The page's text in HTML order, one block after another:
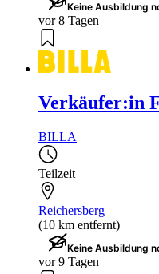
Keine Ausbildung
vor 8 Tagen
Verkäufer:in
BILLA
Teilzeit
Reichersberg
(10 km entfernt)
Keine Ausbildung
vor 9 Tagen